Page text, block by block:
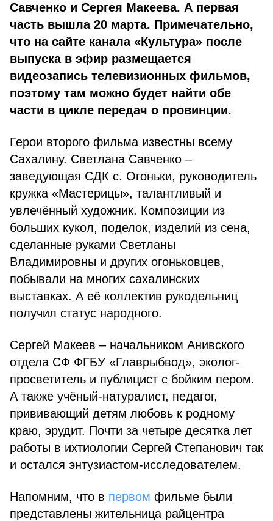
Савченко и Сергея Макеева. А первая
часть вышла 20 марта. Примечательно,
что на сайте канала «Культура» после
выпуска в эфир размещается
видеозапись телевизионных фильмов,
поэтому там можно будет найти обе
части в цикле передач о провинции.
Герои второго фильма известны всему
Сахалину. Светлана Савченко –
заведующая СДК с. Огоньки, руководитель
кружка «Мастерицы», талантливый и
увлечённый художник. Композиции из
больших кукол, поделок, изделий из сена,
сделанные руками Светланы
Владимировны и других огоньковцев,
побывали на многих сахалинских
выставках. А её коллектив рукодельниц
получил статус народного.
Сергей Макеев – начальником Анивского
отдела СФ ФГБУ «Главрыбвод», эколог-
просветитель и публицист с бойким пером.
А также учёный-натуралист, педагог,
прививающий детям любовь к родному
краю, эрудит. Почти за четыре десятка лет
работы в ихтиологии Сергей Степанович так
и остался энтузиастом-исследователем.
Напомним, что в первом фильме были
представлены жительница райцентра